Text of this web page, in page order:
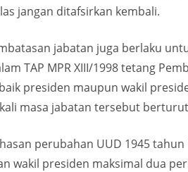
jangan ditafsirkan kembali.
jabatan juga berlaku
TAP MPR XIII/1998 tetang
presiden maupun wakil
masa jabatan tersebut
perubahan UUD 1945
wakil presiden maksimal dua